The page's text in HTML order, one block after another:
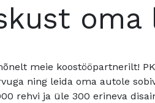
oma
meie koostööpartnerilt!
ning leida oma autole
rehvi ja üle 300 erineva